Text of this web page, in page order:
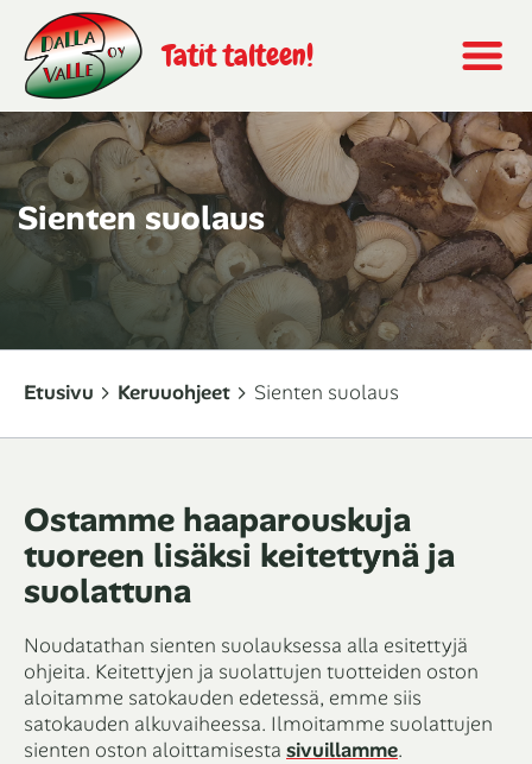
Tatit talteen!
Sienten suolaus
Etusivu Keruuohjeet Sienten suolaus
Ostamme haaparouskuja
tuoreen lisäksi keitettynä ja
suolattuna
Noudatathan sienten suolauksessa alla esitettyjä
ohjeita. Keitettyjen ja suolattujen tuotteiden oston
aloitamme satokauden edetessä, emme siis
satokauden alkuvaiheessa. Ilmoitamme suolattujen
sienten oston aloittamisesta sivuillamme.